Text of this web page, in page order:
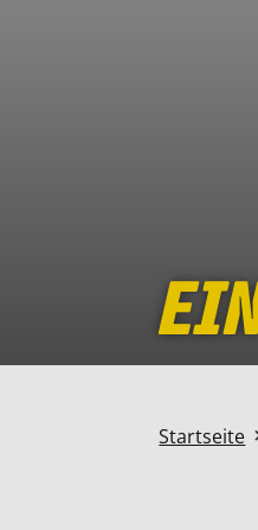
Startseite